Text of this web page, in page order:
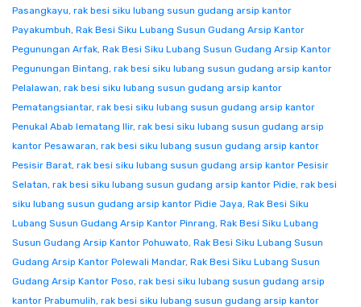
Pasangkayu, rak besi siku lubang susun gudang arsip kantor
Payakumbuh, Rak Besi Siku Lubang Susun Gudang Arsip Kantor
Pegunungan Arfak, Rak Besi Siku Lubang Susun Gudang Arsip Kantor
Pegunungan Bintang, rak besi siku lubang susun gudang arsip kantor
Pelalawan, rak besi siku lubang susun gudang arsip kantor
Pematangsiantar, rak besi siku lubang susun gudang arsip kantor
Penukal Abab lematang Ilir, rak besi siku lubang susun gudang arsip
kantor Pesawaran, rak besi siku lubang susun gudang arsip kantor
Pesisir Barat, rak besi siku lubang susun gudang arsip kantor Pesisir
Selatan, rak besi siku lubang susun gudang arsip kantor Pidie, rak besi
siku lubang susun gudang arsip kantor Pidie Jaya, Rak Besi Siku
Lubang Susun Gudang Arsip Kantor Pinrang, Rak Besi Siku Lubang
Susun Gudang Arsip Kantor Pohuwato, Rak Besi Siku Lubang Susun
Gudang Arsip Kantor Polewali Mandar, Rak Besi Siku Lubang Susun
Gudang Arsip Kantor Poso, rak besi siku lubang susun gudang arsip
kantor Prabumulih, rak besi siku lubang susun gudang arsip kantor